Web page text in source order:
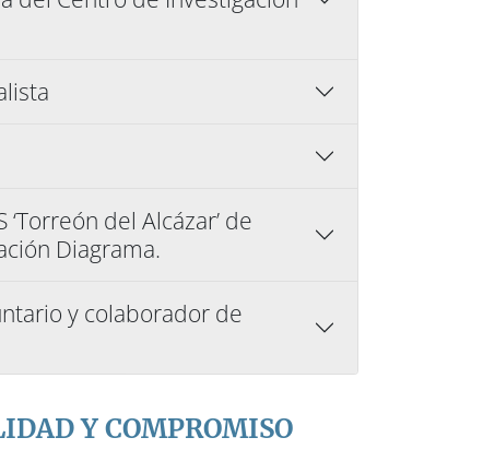
del Alcázar’ de
Diagrama.
y colaborador de
Y COMPROMISO